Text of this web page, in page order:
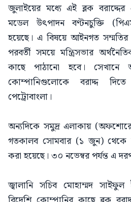
জুলাইয়ের মধ্যে এই ব্লক বরাদ্দের
মডেল উৎপাদন বণ্টনচুক্তি
হয়েছে। এ বিষয়ে আইনগত
পরবর্তী সময়ে মন্ত্রিসভার
কাছে পাঠানো হবে। সেখানে
কোম্পানিগুলোকে বরাদ্দ
পেট্রোবাংলা।
অন্যদিকে সমুদ্র এলাকায়
গতকালব সোমবার (১ জুন) থেকে
করা হয়েছে। ৩০ নভেম্বর পর্যন্ত এ
জ্বালানি সচিব মোহাম্মদ